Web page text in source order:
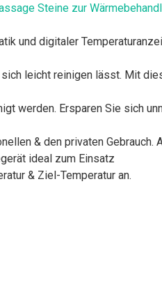
Steine zur
und digitaler
leicht reinigen lässt. Mit
werden. Ersparen Sie sich
& den privaten Gebrauch.
ideal zum Einsatz
& Ziel-Temperatur an.